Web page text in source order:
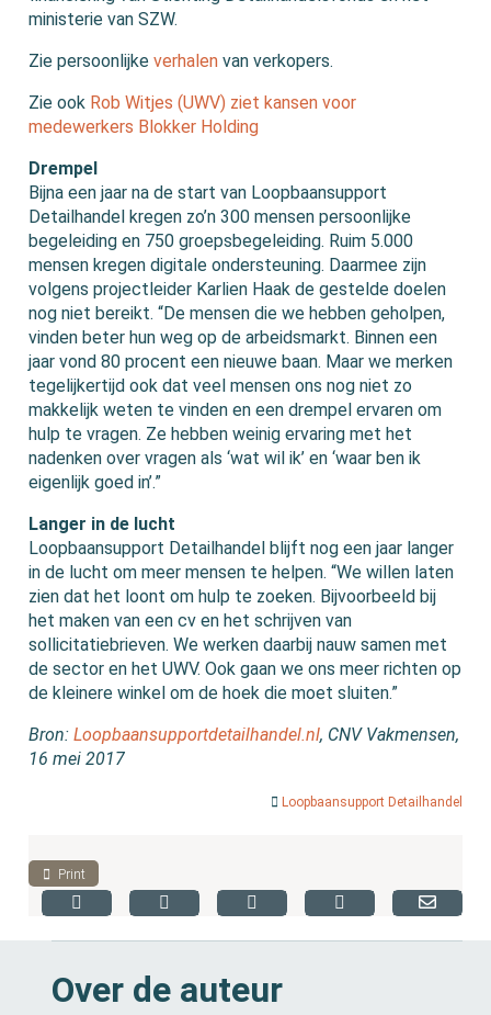
ministerie van SZW.
Zie persoonlijkeverhalen van verkopers.
Zie ook Rob Witjes (UWV) ziet kansen voor
medewerkers Blokker Holding
Drempel
Bijna een jaar na de start van Loopbaansupport
Detailhandel kregen zo’n 300 mensen persoonlijke
begeleiding en 750 groepsbegeleiding. Ruim 5.000
mensen kregen digitale ondersteuning. Daarmee zijn
volgens projectleider Karlien Haak de gestelde doelen
nog niet bereikt. “De mensen die we hebben geholpen,
vinden beter hun weg op de arbeidsmarkt. Binnen een
jaar vond 80 procent een nieuwe baan. Maar we merken
tegelijkertijd ook dat veel mensen ons nog niet zo
makkelijk weten te vinden en een drempel ervaren om
hulp te vragen. Ze hebben weinig ervaring met het
nadenken over vragen als ‘wat wil ik’ en ‘waar ben ik
eigenlijk goed in’.”
Langer in de lucht
Loopbaansupport Detailhandel blijft nog een jaar langer
in de lucht om meer mensen te helpen. “We willen laten
zien dat het loont om hulp te zoeken. Bijvoorbeeld bij
het maken van een cv en het schrijven van
sollicitatiebrieven. We werken daarbij nauw samen met
de sector en het UWV. Ook gaan we ons meer richten op
de kleinere winkel om de hoek die moet sluiten.”
Bron:Loopbaansupportdetailhandel.nl, CNV Vakmensen,
16 mei 2017
Loopbaansupport Detailhandel
Print
Over de auteur